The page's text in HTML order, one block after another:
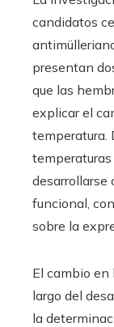
candidatos
presentan
que las
explicar el
temperatura.
temperaturas
desarrollarse
funcional,
sobre la
El cambio
largo del
la